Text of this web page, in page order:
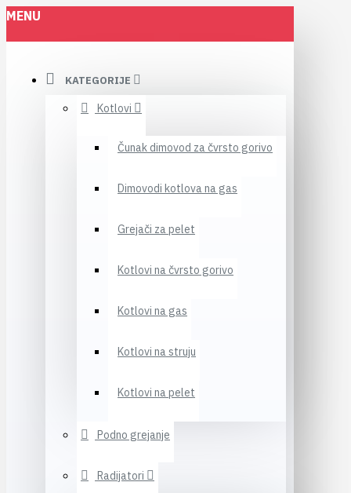
MENU
KATEGORIJE
Kotlovi
Čunak dimovod za čvrsto gorivo
Dimovodi kotlova na gas
Grejači za pelet
Kotlovi na čvrsto gorivo
Kotlovi na gas
Kotlovi na struju
Kotlovi na pelet
Podno grejanje
Radijatori